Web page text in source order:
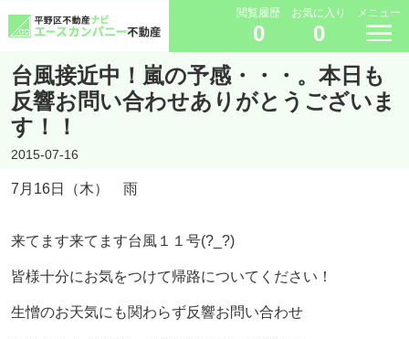
閲覧履歴
0
お気に入り
0
メニュー
台風接近中！嵐の予感・・・。本日も
反響お問い合わせありがとうございま
す！！
2015-07-16
7月16日（木） 雨
来てます来てます台風１１号(?_?)
皆様十分にお気をつけて帰路についてください！
生憎のお天気にも関わらず反響お問い合わせ